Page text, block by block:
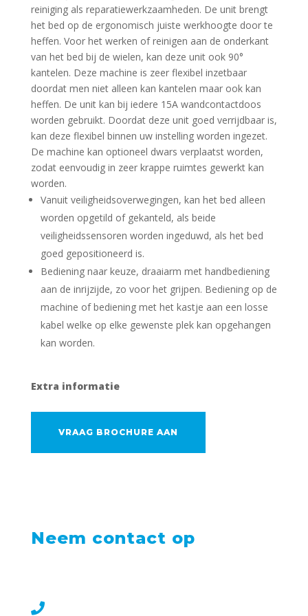
reiniging als reparatiewerkzaamheden. De unit brengt
het bed op de ergonomisch juiste werkhoogte door te
heffen. Voor het werken of reinigen aan de onderkant
van het bed bij de wielen, kan deze unit ook 90°
kantelen. Deze machine is zeer flexibel inzetbaar
doordat men niet alleen kan kantelen maar ook kan
heffen. De unit kan bij iedere 15A wandcontactdoos
worden gebruikt. Doordat deze unit goed verrijdbaar is,
kan deze flexibel binnen uw instelling worden ingezet.
De machine kan optioneel dwars verplaatst worden,
zodat eenvoudig in zeer krappe ruimtes gewerkt kan
worden.
Vanuit veiligheidsoverwegingen, kan het bed alleen
worden opgetild of gekanteld, als beide
veiligheidssensoren worden ingeduwd, als het bed
goed gepositioneerd is.
Bediening naar keuze, draaiarm met handbediening
aan de inrijzijde, zo voor het grijpen. Bediening op de
machine of bediening met het kastje aan een losse
kabel welke op elke gewenste plek kan opgehangen
kan worden.
Extra informatie
VRAAG BROCHURE AAN
Neem contact op
